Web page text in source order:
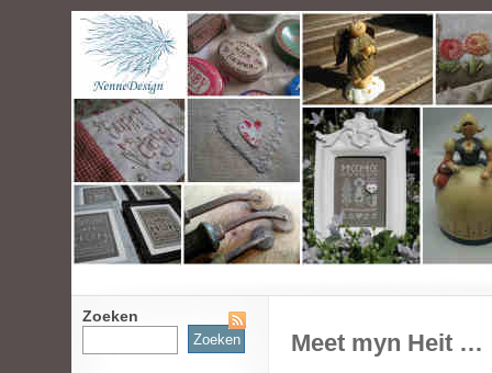
Zoeken
Zoeken
naar:
Meet myn Heit …